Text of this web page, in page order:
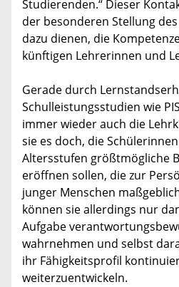
Studierenden.“ Dieser
der besonderen Stellung
dazu dienen, die
künftigen Lehrerinnen und
Gerade durch
Schulleistungsstudien wie
immer wieder auch die
sie es doch, die
Altersstufen größtmögliche
eröffnen sollen, die zur
junger Menschen
können sie allerdings nur
Aufgabe
wahrnehmen und selbst
ihr Fähigkeitsprofil
weiterzuentwickeln.